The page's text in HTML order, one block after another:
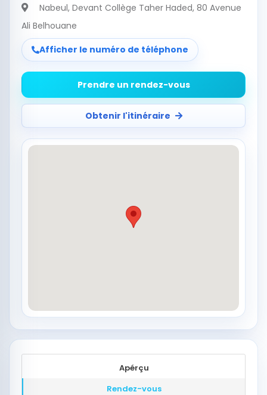
Nabeul, Devant Collège Taher Haded, 80 Avenue
Ali Belhouane
Afficher le numéro de téléphone
Prendre un rendez-vous
Obtenir l'itinéraire
Apérçu
Rendez-vous